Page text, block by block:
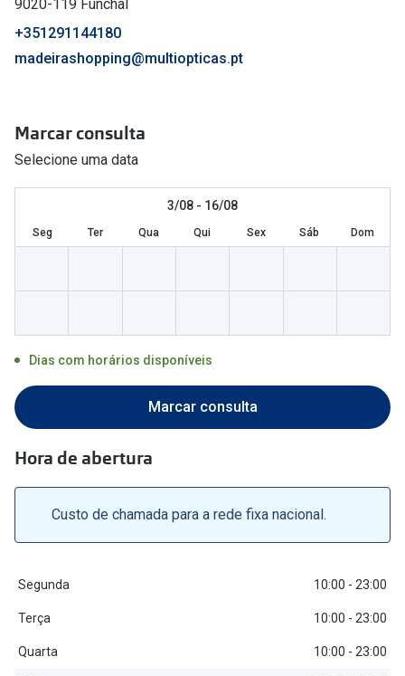
Categoria
Homem
Criança
Marcas
Ray-Ban
Persol
Michael Kors
Versace
Prada
Marcas Exclusivas
DbyD
Unofficial
Seen
Biofinity
Dailies
Ver todas
9020-119 Funchal
+351291144180
madeirashopping@multiopticas.pt
Marcar consulta
Selecione uma data
3/08 - 16/08
Seg Ter Qua Qui Sex Sáb Dom
Dias com horários disponíveis
Marcar consulta
Hora de abertura
Custo de chamada para a rede fixa nacional.
Segunda 10:00 - 23:00
Terça 10:00 - 23:00
Quarta 10:00 - 23:00